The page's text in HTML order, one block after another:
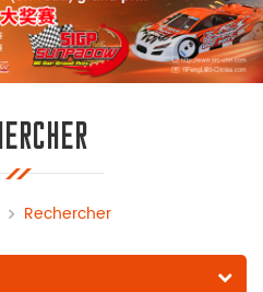
Rechercher